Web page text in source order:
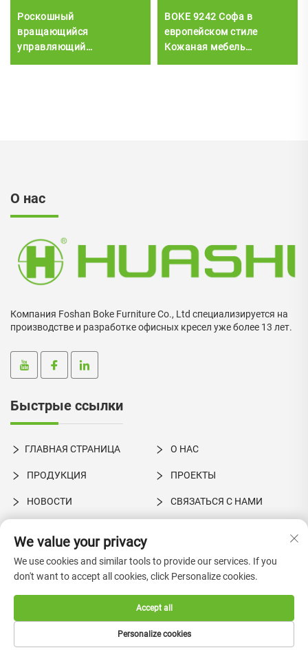
Роскошный
вращающийся
управляющий
руководитель босс
BOKE 9242 Софа в
европейском стиле
Кожаная мебель
Софтовый набор Софи
О нас
Компания Foshan Boke Furniture Co., Ltd специализируется на
производстве и разработке офисных кресел уже более 13 лет.
Быстрые ссылки
ГЛАВНАЯ СТРАНИЦА О НАС
ПРОДУКЦИЯ ПРОЕКТЫ
НОВОСТИ СВЯЗАТЬСЯ С НАМИ
Оставайтесь на связи
район Нанхай, город Фошань, провинция Гуандун, Китай
+86-18924550960
[email protected]
We value your privacy
We use cookies and similar tools to provide our services. If you
don't want to accept all cookies, click Personalize cookies.
Personalize cookies
Accept all